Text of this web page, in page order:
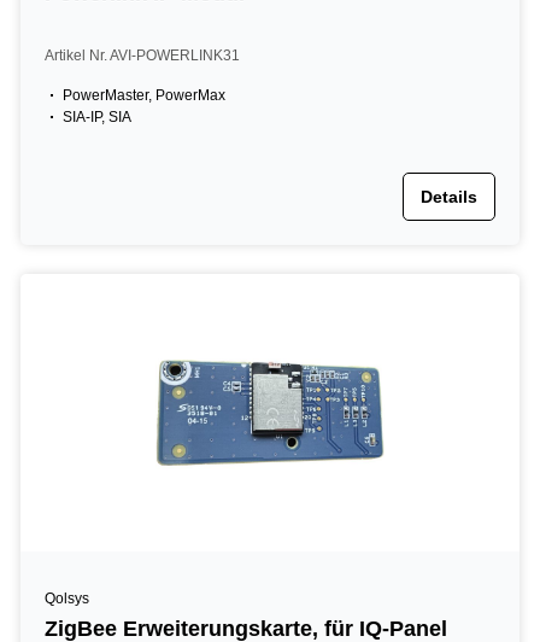
Artikel Nr. AVI-POWERLINK31
PowerMaster, PowerMax
SIA-IP, SIA
Details
Qolsys
ZigBee Erweiterungskarte, für IQ-Panel